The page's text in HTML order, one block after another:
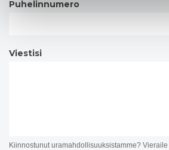
Puhelinnumero
Viestisi
Kiinnostunut uramahdollisuuksistamme? Vieraile